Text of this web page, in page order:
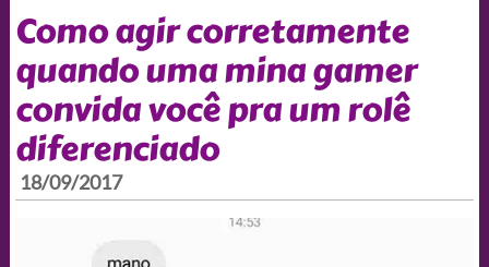
Como agir corretamente
quando uma mina gamer
convida você pra um rolê
diferenciado
18/09/2017